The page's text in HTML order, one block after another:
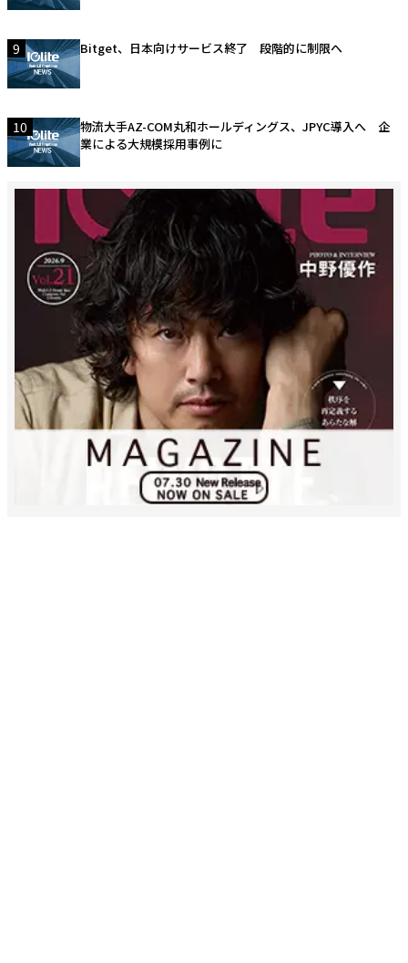
9 Bitget、日本向けサービス終了 段階的に制限へ
10
物流大手AZ-COM丸和ホールディングス、JPYC導入へ 企
業による大規模採用事例に